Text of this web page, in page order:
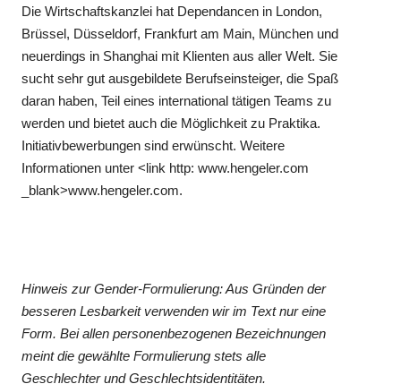
Die Wirtschaftskanzlei hat Dependancen in London,
Brüssel, Düsseldorf, Frankfurt am Main, München und
neuerdings in Shanghai mit Klienten aus aller Welt. Sie
sucht sehr gut ausgebildete Berufseinsteiger, die Spaß
daran haben, Teil eines international tätigen Teams zu
werden und bietet auch die Möglichkeit zu Praktika.
Initiativbewerbungen sind erwünscht. Weitere
Informationen unter <link http: www.hengeler.com
_blank>www.hengeler.com.
Hinweis zur Gender-Formulierung: Aus Gründen der
besseren Lesbarkeit verwenden wir im Text nur eine
Form. Bei allen personenbezogenen Bezeichnungen
meint die gewählte Formulierung stets alle
Geschlechter und Geschlechtsidentitäten.